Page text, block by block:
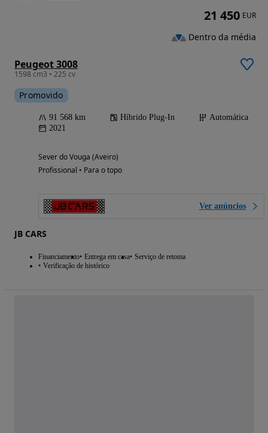
Peugeot 3008
1598 cm3 • 225 cv
Promovido
91 568 km Híbrido Plug-In
Automática
2021
Sever do Vouga (Aveiro)
Profissional • Para o topo
Ver anúncios
JB CARS
Financiamento Entrega em casa Serviço de retoma
Verificação de histórico
21 450 EUR
Dentro da média